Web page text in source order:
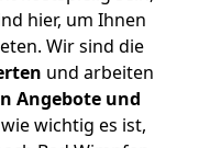
hier, um Ihnen
Wir sind die
und arbeiten
Angebote und
wichtig es ist,